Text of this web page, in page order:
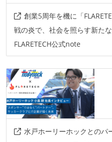
その他
firebase
amazon-web
aws
linux
創業5周年を機に「
戦の炎で、社会を照らす新た
FLARETECH公式note
水戸ホーリーホックとのパ